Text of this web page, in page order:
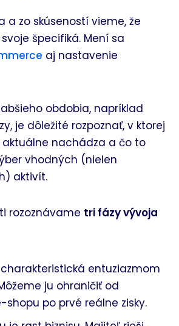
a zo skúseností vieme, že
špecifiká. Mení sa
aj nastavenie
obdobia, napríklad
je dôležité rozpoznať, v ktorej
nachádza a čo to
vhodných (nielen
aktivít.
rozoznávame tri fázy vývoja
entuziazmom
ju ohraničiť od
po prvé reálne zisky.